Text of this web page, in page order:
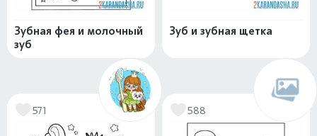
Зубная фея и молочный
зуб
Зуб и зубная щетка
571 588